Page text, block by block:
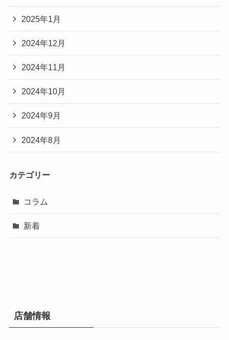
2025年1月
2024年12月
2024年11月
2024年10月
2024年9月
2024年8月
カテゴリー
コラム
新着
店舗情報